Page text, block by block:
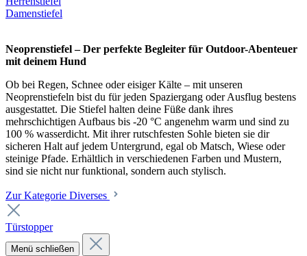
Damenstiefel
Neoprenstiefel – Der perfekte Begleiter für Outdoor-Abenteuer
mit deinem Hund
Ob bei Regen, Schnee oder eisiger Kälte – mit unseren
Neoprenstiefeln bist du für jeden Spaziergang oder Ausflug bestens
ausgestattet. Die Stiefel halten deine Füße dank ihres
mehrschichtigen Aufbaus bis -20 °C angenehm warm und sind zu
100 % wasserdicht. Mit ihrer rutschfesten Sohle bieten sie dir
sicheren Halt auf jedem Untergrund, egal ob Matsch, Wiese oder
steinige Pfade. Erhältlich in verschiedenen Farben und Mustern,
sind sie nicht nur funktional, sondern auch stylisch.
Zur Kategorie Diverses
Türstopper
Menü schließen